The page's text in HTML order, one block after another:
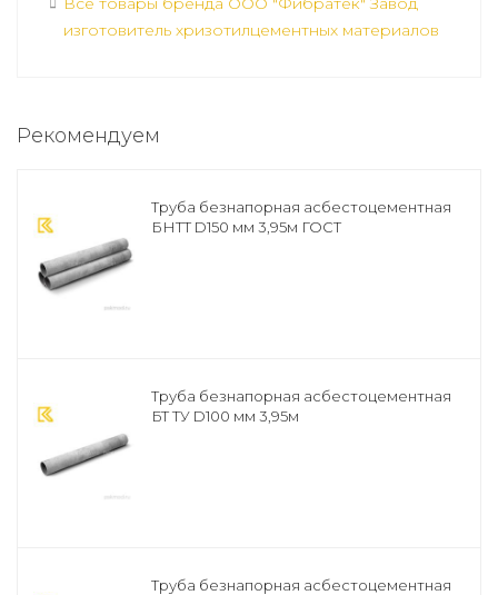
изготовитель хризотилцементных материалов
Рекомендуем
Труба безнапорная асбестоцементная
БНТТ D150 мм 3,95м ГОСТ
Труба безнапорная асбестоцементная
БТ ТУ D100 мм 3,95м
Труба безнапорная асбестоцементная